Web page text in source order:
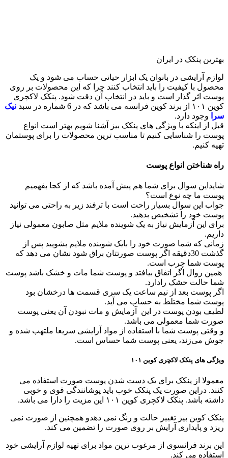
بهترین پنکک در ایران
لوازم آرایشی در بانوان یک ابزار حیاتی حساب می شود و یک
محصول با کیفیت را باید انتخاب کنند چرا که این محصولات بر روی
پوست اثر گذار است و باید در انتخاب آن دقت شود. پنکک لاکچری
کوین ۱۰۱ از برند کوین فرانسه می باشد که در 6 شماره در سبد
نیک
سرا
وجود دارد.
قبل از اینکه با ویژگی های پنکک بیز آشنا شویم بهتر است انواع
پوست را شناسایی کنیم تا مناسب ترین محصولات را برای پوستمان
تهیه کنیم.
راه شناختن انواع پوست
شایداین سوال برای شما هم پیش آمده باشد که از کجا بفهمیم
پوست ما چه نوع است؟
جواب این سوال بسیار راحت است با ترفند زیر به راحتی می توانید
پوست خود را تشخیص بدهید.
برای این آزمایش نیاز به یک شوینده ملایم مثل صابون معمولی نیاز
داریم.
زمانی که شما صورت خود را بایک شوینده ملایم بشویید پس از
گذشت 30دقیقه اگر پوست صورتتان براق شود نشان می دهد که
پوست شما چرب است.
همین روال اگر اتفاق بیافتد و پوست شما مات و خشک باشد پوست
شما حالت خشک رادارد.
اگر پوست بعد از نیم ساعت یک سری قسمت ها درخشان بود
پوست شما مختلط به حساب می آید.
لطیف بودن پوست در این آزمایش و مات نبودن آن یعنی پوست
صورت شما معمولی می باشد.
و وقتی پوست شما با استفاده از مواد آرایشی سریعا ملتهب شده و
جوش می‌زند، یعنی پوست شما حساس است.
ویژگی های پنکک لاکچری کوین ۱۰۱
معمولا از پنکک برای یک دست شدن پوست صورت استفاده می
کنند. دراین صورت یک پنکک خوب باید پوشانندگی قوی و خوبی
داشته باشد. پنکک لاکچری کوین ۱۰۱ این مزیت را دارا می باشد.
پنکک کوین بیز تغییر حالت و رنگ نمی دهدو همچنین از صورت نمی
ریزد و پایداری آرایش بر روی صورت را تضمین می کند.
این برند فرانسوی از مرغوب ترین مواد برای تهیه لوازم آرایشی خود
استفاده می کند.